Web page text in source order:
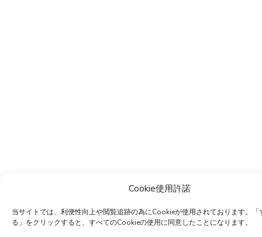
Cookie使用許諾
当サイトでは、利便性向上や閲覧追跡の為にCookieが使用されております。「
る」をクリックすると、すべてのCookieの使用に同意したことになります。